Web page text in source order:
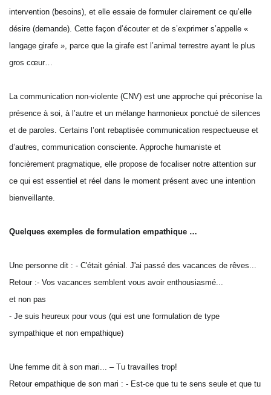
intervention (besoins), et elle essaie de formuler clairement ce qu’elle
désire (demande). Cette façon d’écouter et de s’exprimer s’appelle «
langage girafe », parce que la girafe est l’animal terrestre ayant le plus
gros cœur…
La communication non-violente (CNV) est une approche qui préconise la
présence à soi, à l’autre et un mélange harmonieux ponctué de silences
et de paroles. Certains l’ont rebaptisée communication respectueuse et
d’autres, communication consciente. Approche humaniste et
foncièrement pragmatique, elle propose de focaliser notre attention sur
ce qui est essentiel et réel dans le moment présent avec une intention
bienveillante.
Quelques exemples de formulation empathique …
Une personne dit : - C'était génial. J'ai passé des vacances de rêves...
Retour :- Vos vacances semblent vous avoir enthousiasmé...
et non pas
- Je suis heureux pour vous (qui est une formulation de type
sympathique et non empathique)
Une femme dit à son mari... – Tu travailles trop!
Retour empathique de son mari : - Est-ce que tu te sens seule et que tu